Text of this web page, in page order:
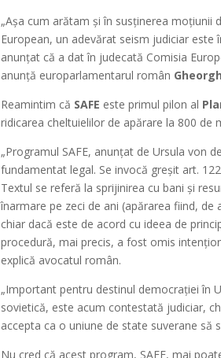
„Așa cum arătam și în susținerea moțiunii
European, un adevărat seism judiciar este
anunțat că a dat în judecată Comisia
anunță europarlamentarul român
Reamintim că SAFE este primul pilon al
ridicarea cheltuielilor de apărare la 800 de
„Programul SAFE, anunțat de Ursula von
fundamentat legal. Se invocă greșit art.
Textul se referă la sprijinirea cu bani și
înarmare pe zeci de ani (apărarea fiind,
chiar dacă este de acord cu ideea de
procedură, mai precis, a fost omis
explică avocatul român.
„Important pentru destinul democrației în
sovietică, este acum contestată judiciar,
accepta ca o uniune de state suverane
Nu cred că acest program, SAFE, mai